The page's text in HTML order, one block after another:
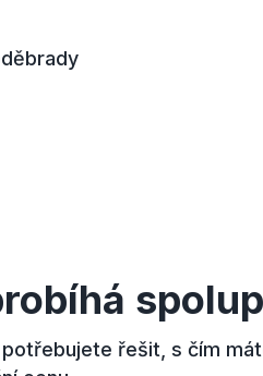
řešit, s čím